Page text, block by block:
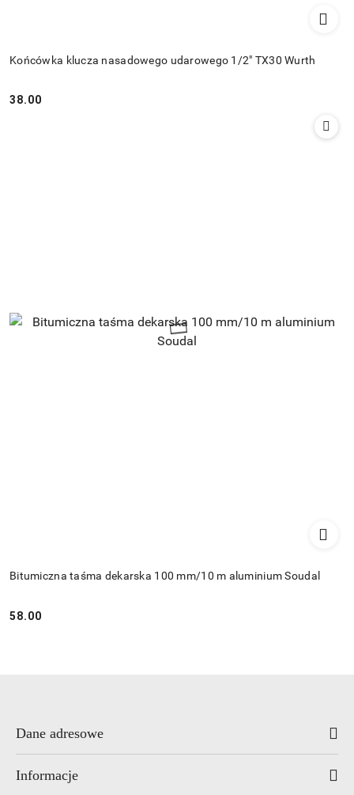
Końcówka klucza nasadowego udarowego 1/2" TX30 Wurth
Cena:
38.00
Bitumiczna taśma dekarska 100 mm/10 m aluminium Soudal
Cena:
58.00
Dane adresowe
Informacje